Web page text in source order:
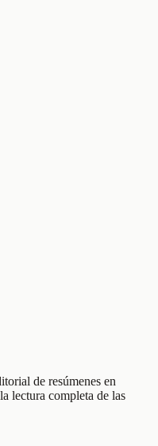
de resúmenes en
lectura completa de las